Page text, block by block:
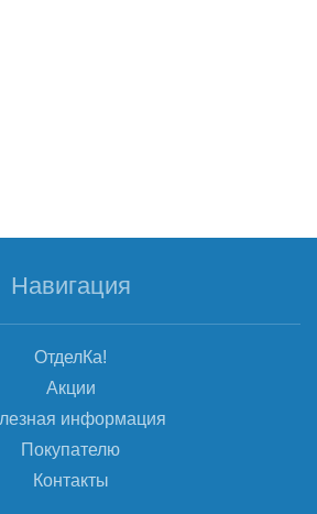
Навигация
ОтделКа!
Акции
информация
Покупателю
Контакты